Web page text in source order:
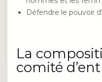
Défendre le pouvoir
La
comité